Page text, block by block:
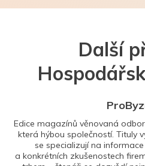
Další
Edice magazínů věnovaná
která hýbou společností. Tituly
se specializují na
a konkrétních zkušenostech